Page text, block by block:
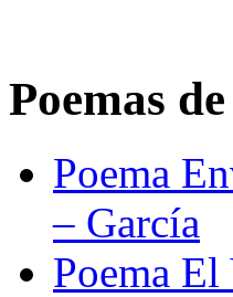
Poemas
Poema
– García
Poema